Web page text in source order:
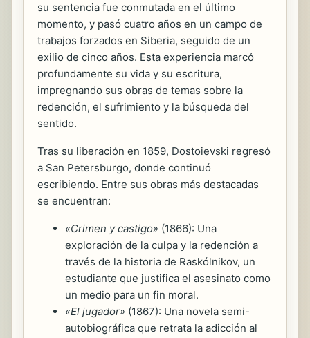
su sentencia fue conmutada en el último
momento, y pasó cuatro años en un campo de
trabajos forzados en Siberia, seguido de un
exilio de cinco años. Esta experiencia marcó
profundamente su vida y su escritura,
impregnando sus obras de temas sobre la
redención, el sufrimiento y la búsqueda del
sentido.
Tras su liberación en 1859, Dostoievski regresó
a San Petersburgo, donde continuó
escribiendo. Entre sus obras más destacadas
se encuentran:
«Crimen y castigo» (1866): Una
exploración de la culpa y la redención a
través de la historia de Raskólnikov, un
estudiante que justifica el asesinato como
un medio para un fin moral.
«El jugador» (1867): Una novela semi-
autobiográfica que retrata la adicción al